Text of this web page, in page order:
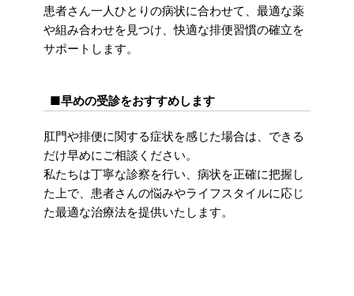
患者さん一人ひとりの病状に合わせて、最適な薬
や組み合わせを見つけ、快適な排便習慣の確立を
サポートします。
■早めの受診をおすすめします
肛門や排便に関する症状を感じた場合は、できる
だけ早めにご相談ください。
私たちは丁寧な診察を行い、病状を正確に把握し
た上で、患者さんの悩みやライフスタイルに応じ
た最適な治療法を提供いたします。